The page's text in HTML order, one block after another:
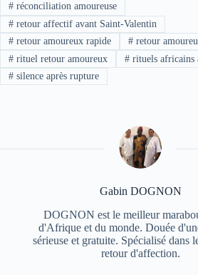
#réconciliation amoureuse
#retour affectif avant Saint-Valentin
#retour amoureux rapide #retour
#rituel retour amoureux #rituels africains
#silence après rupture
Gabin DOGNON
DOGNON est le meilleur
d'Afrique et du monde. Douée
sérieuse et gratuite. Spécialisé dans
retour d'affection.